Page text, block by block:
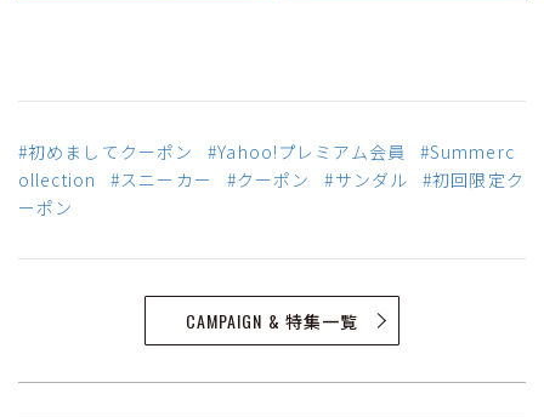
#初めましてクーポン #Yahoo!プレミアム会員
#Summerc
ollection
#スニーカー #クーポン #サンダル
#初回限定ク
ーポン
CAMPAIGN & 特集一覧